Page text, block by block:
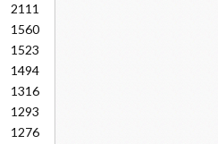
2111
1560
1523
1494
1316
1293
1276